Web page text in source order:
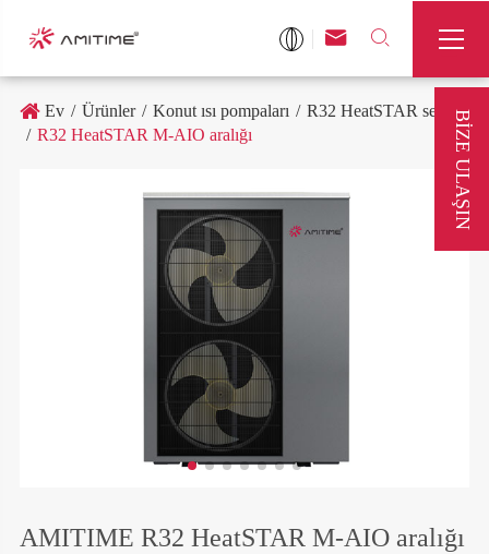
 

Ev Ürünler Konut ısı pompaları
R32 HeatSTAR serisi
R32 HeatSTAR M-AIO aralığı
AMITIME R32 HeatSTAR M-AIO aralığı
BIZE ULAŞIN